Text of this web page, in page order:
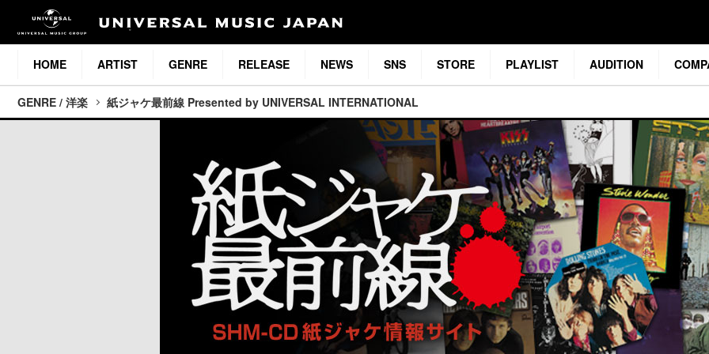
HOME ARTIST GENRE RELEASE NEWS SNS STORE PLAYLIST AUDITION
GENRE / 洋楽 紙ジャケ最前線 Presented by UNIVERSAL INTERNATIONAL